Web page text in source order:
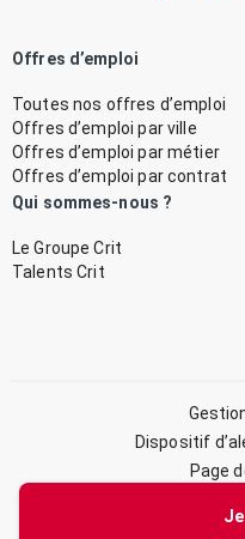
Offres d’emploi
Toutes nos offres d’emploi
Offres d’emploi par ville
Offres d’emploi par métier
Offres d’emploi par contrat
Qui sommes-nous ?
Le Groupe Crit
Talents Crit
Dispositif
Page
©